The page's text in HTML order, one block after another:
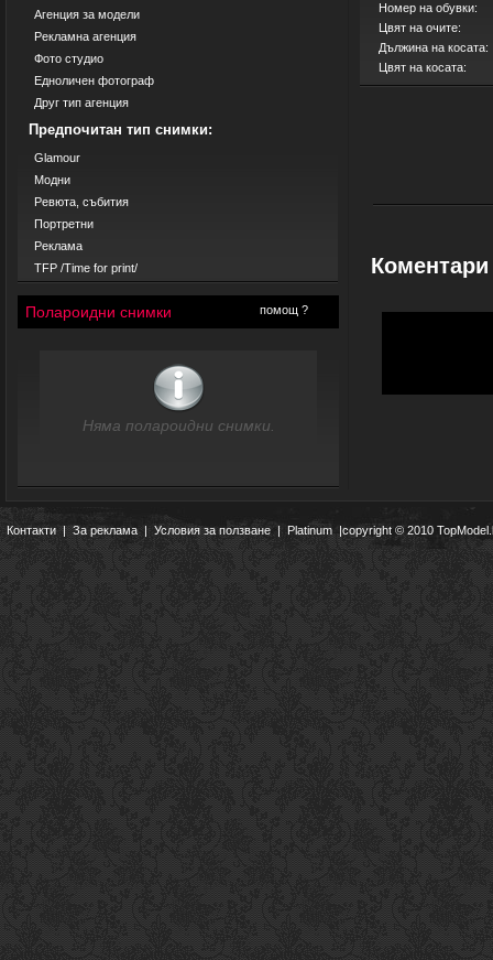
Агенция за модели
Рекламна агенция
Фото студио
Едноличен фотограф
Друг тип агенция
Предпочитан тип снимки:
Glamour
Модни
Ревюта, събития
Портретни
Реклама
TFP /Time for print/
Полароидни снимки помощ ?
Няма полароидни снимки.
Номер на обувки:
Цвят на очите:
Дължина на косата:
Цвят на косата:
Коментари
Контакти|За реклама | Условия за ползване | Platinum |copyright © 2010